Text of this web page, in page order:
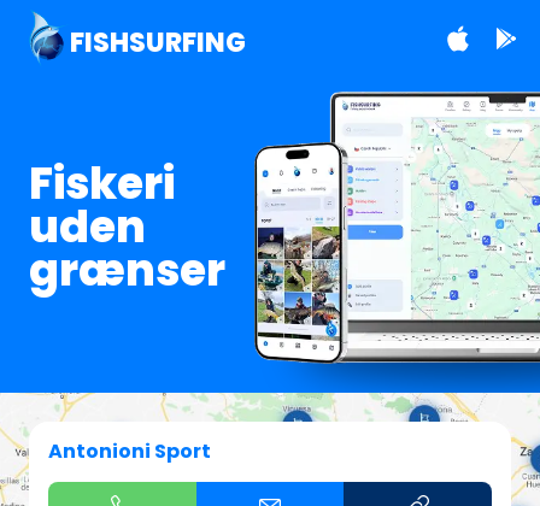
FISHSURFING
Fiskeri
uden
grænser
Antonioni Sport